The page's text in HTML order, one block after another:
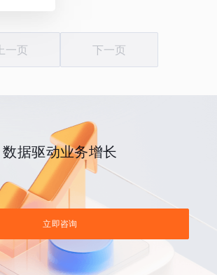
上一页 下一页
数据驱动业务增长
立即咨询